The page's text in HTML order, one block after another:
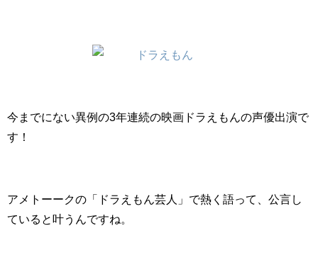
今までにない異例の3年連続の映画ドラえもんの声優出演で
す！
アメトーークの「ドラえもん芸人」で熱く語って、公言し
ていると叶うんですね。